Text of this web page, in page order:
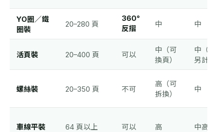
YO圈／鐵
圈裝
20–280 頁
360°
反摺
中 中
活頁裝 20–400 頁 可以
中（可
換頁）
中（
另計）
螺絲裝 20–350 頁 不可
高（可
拆換）
中
車線平裝 64 頁以上 可以 高 中高